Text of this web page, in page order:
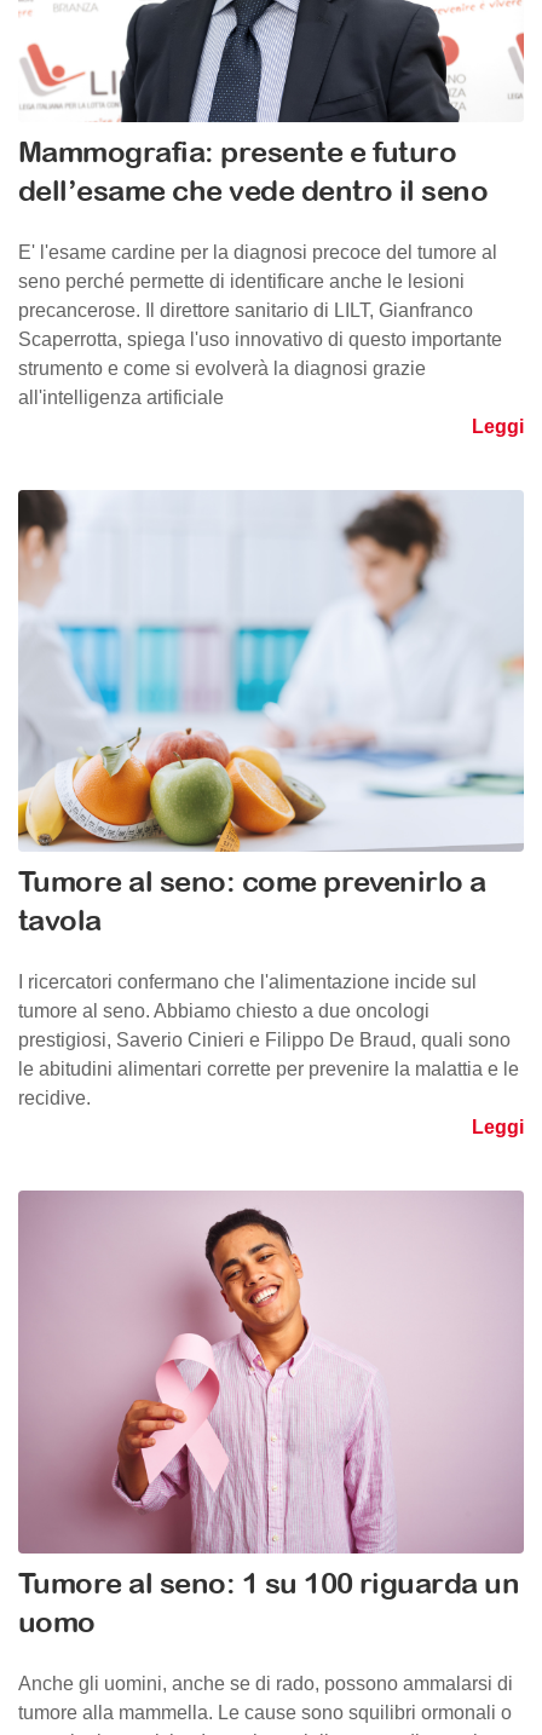
Mammografia: presente e futuro
dell’esame che vede dentro il seno
E' l'esame cardine per la diagnosi precoce del tumore al
seno perché permette di identificare anche le lesioni
precancerose. Il direttore sanitario di LILT, Gianfranco
Scaperrotta, spiega l'uso innovativo di questo importante
strumento e come si evolverà la diagnosi grazie
all'intelligenza artificiale
Leggi
Tumore al seno: come prevenirlo a
tavola
I ricercatori confermano che l'alimentazione incide sul
tumore al seno. Abbiamo chiesto a due oncologi
prestigiosi, Saverio Cinieri e Filippo De Braud, quali sono
le abitudini alimentari corrette per prevenire la malattia e le
recidive.
Leggi
Tumore al seno: 1 su 100 riguarda un
uomo
Anche gli uomini, anche se di rado, possono ammalarsi di
tumore alla mammella. Le cause sono squilibri ormonali o